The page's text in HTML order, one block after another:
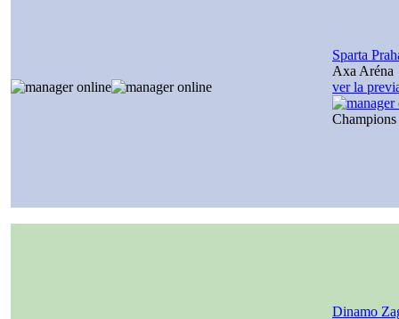
Sparta
Axa Aréna
ver la
Dinamo